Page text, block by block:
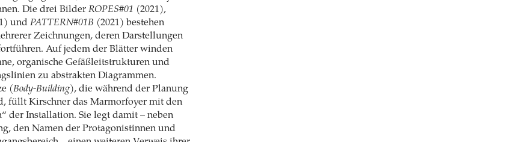
Die drei Bilder ROPES#01 (2021),
und PATTERN#01B (2021) bestehen
Zeichnungen, deren Darstellungen
Auf jedem der Blätter winden
organische Gefäßleitstrukturen und
zu abstrakten Diagrammen.
(Body-Building), die während der Planung
füllt Kirschner das Marmorfoyer mit den
der Installation. Sie legt damit – neben
den Namen der Protagonistinnen und